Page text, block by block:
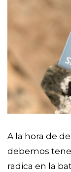
A la hora de
debemos
radica en la